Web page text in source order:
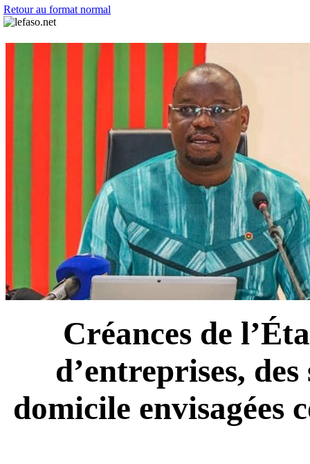
Retour au format normal
Créances de
d’entreprises,
domicile envisagées